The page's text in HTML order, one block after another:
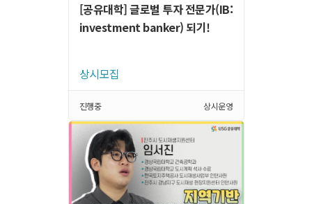
[공유대학] 글로벌 투자 전문가(IB:
investment banker) 되기!
상시모집
진행중 상시운영